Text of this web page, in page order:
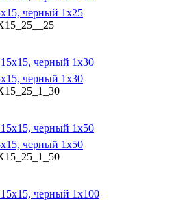
черный 1х25
черный 1х30
черный 1х50